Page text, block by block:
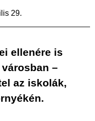
29.
ellenére is
–
az iskolák,